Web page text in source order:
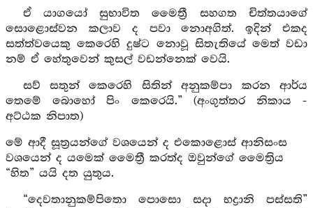
ඒ යාගයෝ සුභාවිත මෛත්‍රී සහගත චිත්තයාගේ
සොළොස්වන කලාව ද පවා නොඅගිත්. ඉදින් එකද
සත්ත්වයෙකු කෙරෙහි දුෂ්ට නොවූ සිතැතියේ මෙත් වඩා
නම් ඒ හේතුවෙන් කුසල් වඩන්නෙක් වෙයි.
සව් සතුන් කෙරෙහි සිතින් අනුකම්පා කරන ආර්ය
තෙමේ බොහෝ පිං කෙරෙයි.” (අංගුත්තර නිකාය -
අට්ඨක නිපාත)
මේ ආදී සූත්‍රයන්ගේ වශයෙන් ද එකොළොස් ආනිසංස
වශයෙන් ද යමෙක් මෛත්‍රී කරත්ද ඔවුන්ගේ මෛත්‍රිය
“හිත” යයි දත යුතුය.
“දෙවතානුකම්පිතො පොසො සදා භද්‍රානි පස්සති”